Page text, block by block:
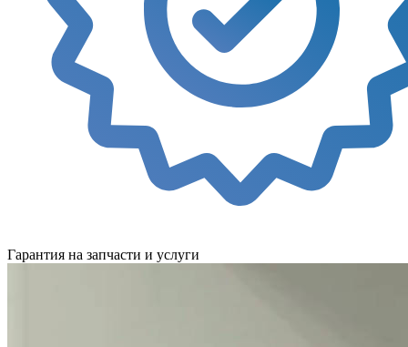
Гарантия на запчасти и услуги